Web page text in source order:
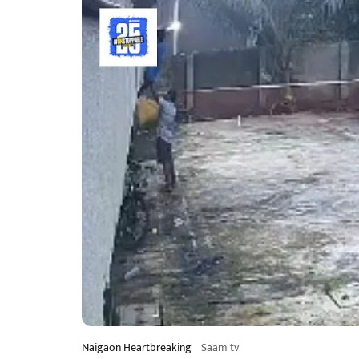
Naigaon Heartbreaking Saam tv